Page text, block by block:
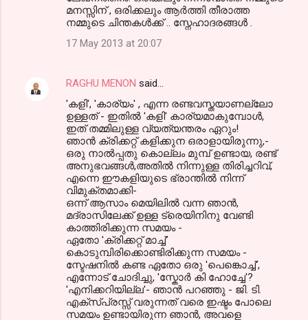
മനസ്സിന് , ഒരിക്കലും ആര്‍ത്തി തീരാത്ത
നമ്മുടെ ചിന്തകള്‍ക്ക് .. സ്നേഹാദരങ്ങള്‍ .
17 May 2013 at 20:07
RAGHU MENON said…
'കളി', 'കാര്യം' , എന്ന രണ്ടവസ്തയാണല്ലോ
ഉള്ളത് - ഇതിൽ 'കളി' കാര്യമാകുമ്പോൾ,
ഇത് തമ്മിലുള്ള വ്യത്യന്തരം ഏറും!
ഞാൻ ക്രിക്കറ്റ് കളിക്കുന ഒരാളായിരുന്നു,-
ഒരു നാൽപ്പതു കൊല്ലം മുമ്പ് ഉണ്ടായ, രണ്ട്
അനുഭവങ്ങൾ,അതിൽ നിന്നുള്ള തിരിച്ചറിവ്,
എന്നെ ഈകളിയുടെ ഭ്രാന്തിൽ നിന്ന്
വിമുക്തമാക്കി-
ഒന്ന് ആസാം മെയിലിൽ വന്ന ഞാൻ,
മദ്രാസിലേക്ക് ഉള്ള ട്രെയിനിനു വേണ്ടി
കാത്തിരിക്കുന്ന സമയം -
ഏതോ 'ക്രിക്കറ്റ് മാച്ച്'
കൊടുമ്പിരിക്കൊണ്ടിരിക്കുന്ന സമയം -
സ്ടേഷനിൽ കണ്ട ഏതോ ഒരു 'പെങ്കൊച്ച്',
എന്നോട് ചോദിച്ചു, 'സ്കോർ കി ഹോച്ചേ'?
'എനിക്കറിയില്ല'- ഞാൻ പറഞ്ഞു - ജി. ടി.
എക്സ്പ്രസ്സ് വരുന്നത് വരെ ഇഷ്ടം പോലെ
സമയം ഉണ്ടായിരുന്ന ഞാൻ, അവളെ